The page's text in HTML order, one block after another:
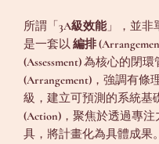
所謂「3A級效能」，並非
是一套以編排
(Assessment)為核心的閉
(Arrangement) ，強調有條
級，建立可預測的系統
(Action) ，聚焦於透過專
具，將計畫化為具體成